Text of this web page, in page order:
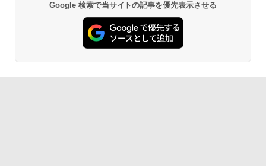
Google 検索で当サイトの記事を優先表示させる